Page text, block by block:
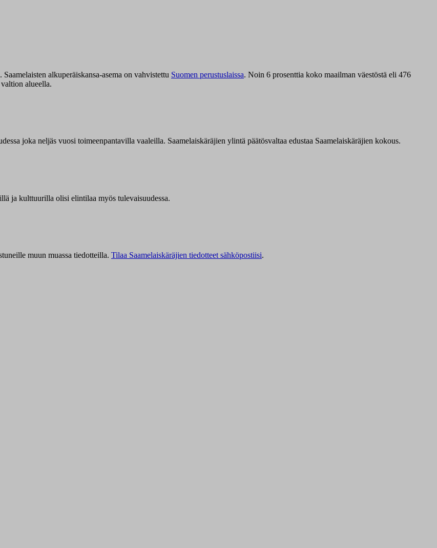
alkuperäiskansa-asema on vahvistettu Suomen perustuslaissa. Noin 6 prosenttia koko maailman väestöstä eli 476
alueella.
joka neljäs vuosi toimeenpantavilla vaaleilla. Saamelaiskäräjien ylintä päätösvaltaa edustaa Saamelaiskäräjien kokous.
ja kulttuurilla olisi elintilaa myös tulevaisuudessa.
muun muassa tiedotteilla. Tilaa Saamelaiskäräjien tiedotteet sähköpostiisi.